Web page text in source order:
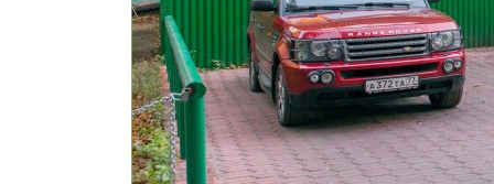
OFF-ROAD ПОДГОТОВКА И